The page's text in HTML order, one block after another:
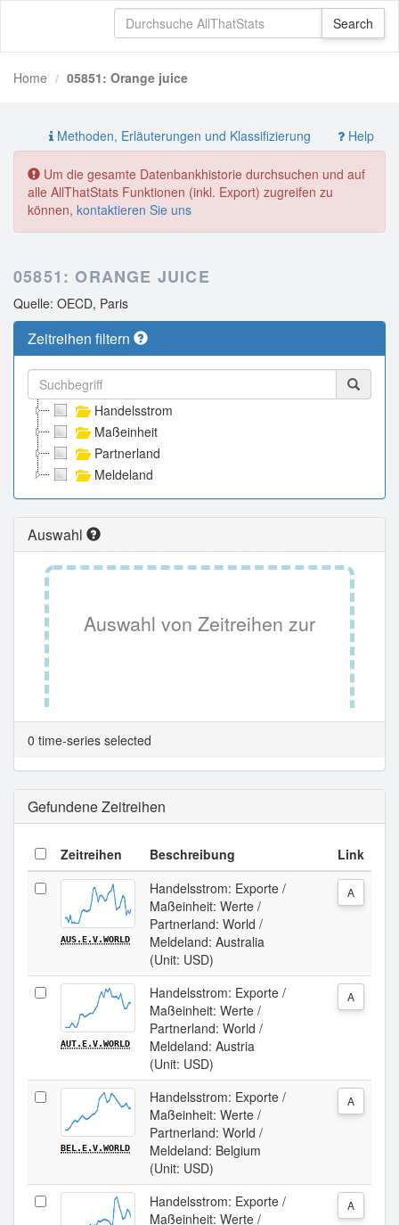
Home 05851: Orange juice
Methoden, Erläuterungen und Klassifizierung Help
Um die gesamte Datenbankhistorie durchsuchen und auf
alle AllThatStats Funktionen (inkl. Export) zugreifen zu
können, kontaktieren Sie uns
05851: ORANGE JUICE
Quelle: OECD, Paris
Zeitreihen filtern
Handelsstrom
Maßeinheit
Partnerland
Meldeland
Auswahl
Auswahl von Zeitreihen zur
Tabellenansicht.
0 time-series selected
Gefundene Zeitreihen
Zeitreihen Beschreibung Link
AUS.E.V.WORLD
Handelsstrom: Exporte /
Maßeinheit: Werte /
Partnerland: World /
Meldeland: Australia
(Unit: USD)
A
AUT.E.V.WORLD
Handelsstrom: Exporte /
Maßeinheit: Werte /
Partnerland: World /
Meldeland: Austria
(Unit: USD)
A
BEL.E.V.WORLD
Handelsstrom: Exporte /
Maßeinheit: Werte /
Partnerland: World /
Meldeland: Belgium
(Unit: USD)
A
Handelsstrom: Exporte /
Maßeinheit: Werte /
A